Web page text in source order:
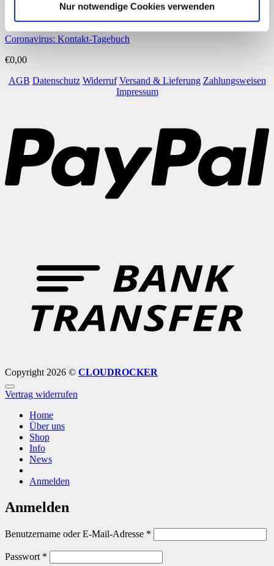
Nur notwendige Cookies verwenden
Coronavirus
Coronavirus: Kontakt-Tagebuch
€0,00
AGB Datenschutz Widerruf Versand & Lieferung Zahlungsweisen
Impressum
Copyright 2026 © CLOUDROCKER
Vertrag widerrufen
Home
Über uns
Shop
Info
News
Anmelden
Anmelden
Benutzername oder E-Mail-Adresse *
Passwort *